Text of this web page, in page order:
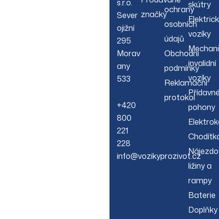
s.r.o.
Sever
ojižní
295
Morav
any
533
+420
800
221
228
info@vozikyprozivot.cz
značkyochrany
osobních
údajů
Obchodní
podmínky
Reklamační
protokol
skútry
vozíky
invalidní
vozíky
pohony
ližiny a
rampy
Baterie
Doplňky